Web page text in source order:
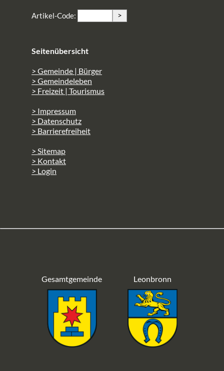
Artikel-Code: >
Seitenübersicht
> Gemeinde | Bürger
> Gemeindeleben
> Freizeit | Tourismus
> Impressum
> Datenschutz
> Barrierefreiheit
> Sitemap
> Kontakt
> Login
Gesamtgemeinde Leonbronn